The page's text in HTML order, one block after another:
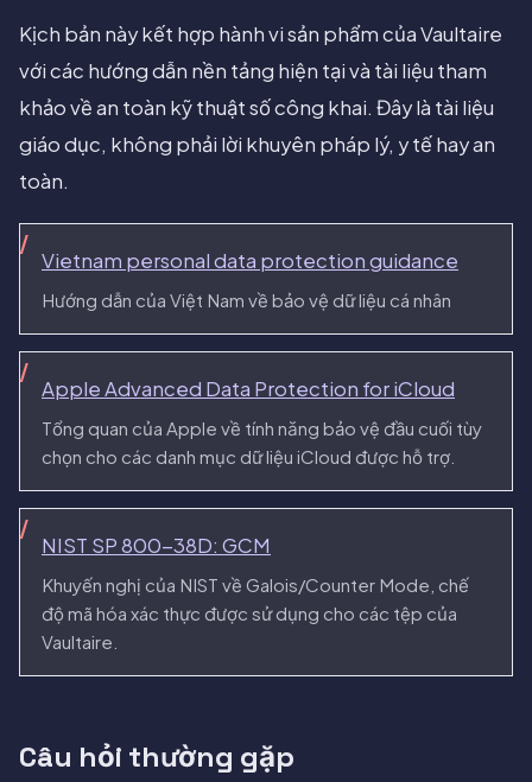
Kịch bản này kết hợp hành vi sản phẩm của Vaultaire
với các hướng dẫn nền tảng hiện tại và tài liệu tham
khảo về an toàn kỹ thuật số công khai. Đây là tài liệu
giáo dục, không phải lời khuyên pháp lý, y tế hay an
toàn.
Vietnam personal data protection guidance
Hướng dẫn của Việt Nam về bảo vệ dữ liệu cá nhân
Apple Advanced Data Protection for iCloud
Tổng quan của Apple về tính năng bảo vệ đầu cuối tùy
chọn cho các danh mục dữ liệu iCloud được hỗ trợ.
NIST SP 800-38D: GCM
Khuyến nghị của NIST về Galois/Counter Mode, chế
độ mã hóa xác thực được sử dụng cho các tệp của
Vaultaire.
Câu hỏi thường gặp